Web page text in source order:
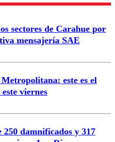
Enviar comentario
sectores de Carahue por
mensajería SAE
este es el
viernes
damnificados y 317